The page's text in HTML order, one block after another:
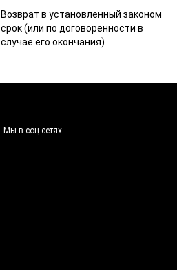
Возврат в установленный законом
срок (или по договоренности в
случае его окончания)
Мы в соц.сетях